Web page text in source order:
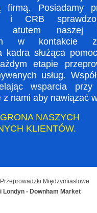
firmą. Posiadamy
i CRB
atutem
w kontakcie
kadra służąca
etapie
usług.
wsparcia przy
nami aby nawiązać
NASZYCH
KLIENTÓW.
Przeprowadzki Międzymiastowe
Londyn - Downham Market